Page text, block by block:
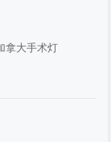
拿大手术灯